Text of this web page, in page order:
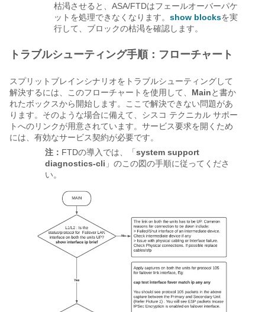
枯渇させると、ASA/FTDはフェールオーバーパケ
ットを処理できなくなります。 show blocksを実
行して、ブロックの枯渇を確認します。
トラブルシューティング手順：フローチャート
スプリットブレインシナリオをトラブルシューティングして
解決するには、このフローチャートを使用して、 Mainと書か
れたボックスから開始します。ここで解決できない問題があ
ります。そのような場合に備えて、シスコ テクニカル サポー
トへのリンクが用意されています。サービス要求を開くため
には、有効なサービス契約が必要です。
注： FTDの導入では、「 system support
diagnostics-cli 」のこの図の手順に従ってくださ
い。